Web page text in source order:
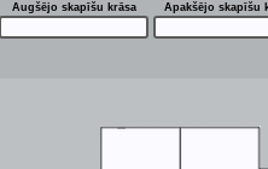
Augšējo skapīšu krāsa Apakšējo skapīšu